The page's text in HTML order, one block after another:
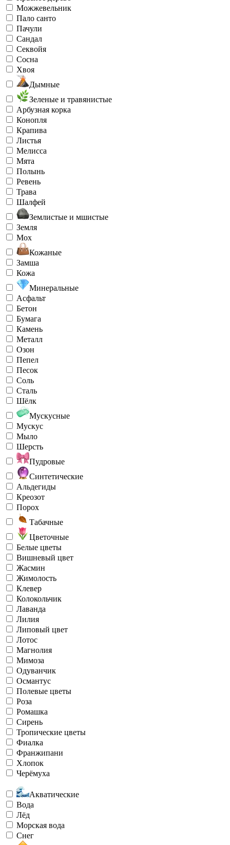
Можжевельник
Пало санто
Пачули
Сандал
Секвойя
Сосна
Хвоя
Дымные
Зеленые и травянистые
Арбузная корка
Конопля
Крапива
Листья
Мелисса
Мята
Полынь
Ревень
Трава
Шалфей
Землистые и мшистые
Земля
Мох
Кожаные
Замша
Кожа
Минеральные
Асфальт
Бетон
Бумага
Камень
Металл
Озон
Пепел
Песок
Соль
Сталь
Шёлк
Мускусные
Мускус
Мыло
Шерсть
Пудровые
Синтетические
Альдегиды
Креозот
Порох
Табачные
Цветочные
Белые цветы
Вишневый цвет
Жасмин
Жимолость
Клевер
Колокольчик
Лаванда
Лилия
Липовый цвет
Лотос
Магнолия
Мимоза
Одуванчик
Османтус
Полевые цветы
Роза
Ромашка
Сирень
Тропические цветы
Фиалка
Франжипани
Хлопок
Черёмуха
Акватические
Вода
Лёд
Морская вода
Снег